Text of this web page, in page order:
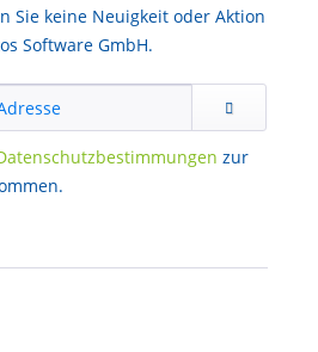
Sie keine Neuigkeit oder Aktion
Software GmbH.
zur